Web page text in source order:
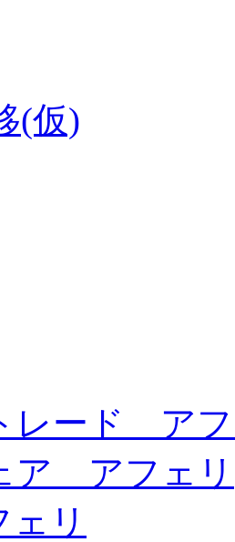
(仮)
レード ア
ア アフェリ
リ